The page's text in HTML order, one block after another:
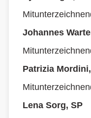
Johannes
Patrizia
Lena Sorg, SP